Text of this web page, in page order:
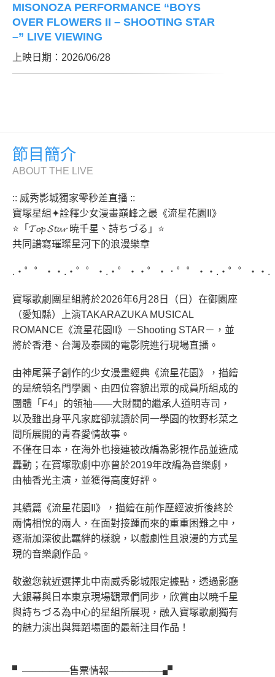
MISONOZA PERFORMANCE “BOYS
OVER FLOWERS II – SHOOTING STAR
–” LIVE VIEWING
上映日期：2026/06/28
節目簡介
ABOUT THE LIVE
:: 威秀影城獨家零秒差直播 ::
寶塚星組✦詮釋少女漫畫巔峰之最《流星花園II》
⭐「𝓣𝓸𝓹 𝓢𝓽𝓪𝓻 暁千星、詩ちづる」⭐
共同譜寫璀璨星河下的浪漫樂章
.・゜゜・・.・゜゜・.・゜・・゜・．゜゜・・.・゜゜・・.
寶塚歌劇團星組將於2026年6月28日（日）在御園座
（愛知縣）上演TAKARAZUKA MUSICAL
ROMANCE《流星花園II》－Shooting STAR－，並
將於香港、台灣及泰國的電影院進行現場直播。
由神尾葉子創作的少女漫畫經典《流星花園》，描繪
的是統領名門學園、由四位容貌出眾的成員所組成的
團體「F4」的領袖——大財閥的繼承人道明寺司，
以及雖出身平凡家庭卻就讀於同一學園的牧野杉菜之
間所展開的青春愛情故事。
不僅在日本，在海外也接連被改編為影視作品並造成
轟動；在寶塚歌劇中亦曾於2019年改編為音樂劇，
由柚香光主演，並獲得高度好評。
其續篇《流星花園II》，描繪在前作歷經波折後終於
兩情相悅的兩人，在面對接踵而來的重重困難之中，
逐漸加深彼此羈絆的樣貌，以戲劇性且浪漫的方式呈
現的音樂劇作品。
敬邀您就近選擇北中南威秀影城限定據點，透過影廳
大銀幕與日本東京現場觀眾們同步，欣賞由以暁千星
與詩ちづる為中心的星組所展現，融入寶塚歌劇獨有
的魅力演出與舞蹈場面的最新注目作品！
▘───────售票情報────────▞